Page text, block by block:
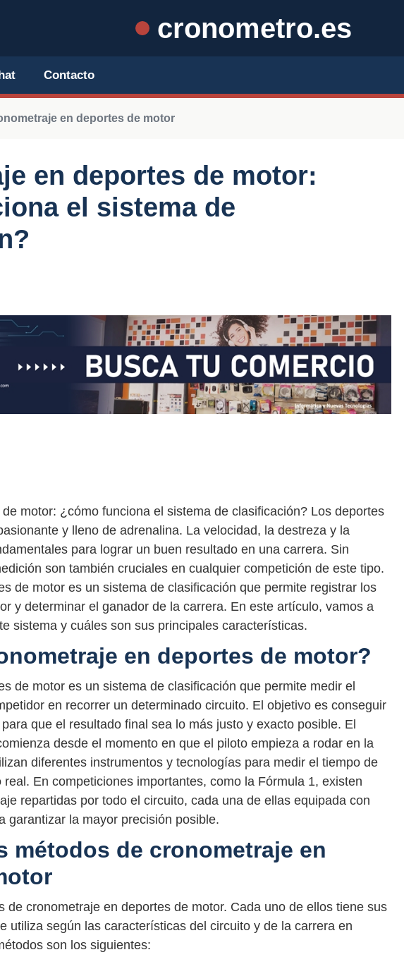
cronometro.es
Contacto
en deportes de motor
en deportes de motor:
el sistema de
motor: ¿cómo funciona el sistema de clasificación? Los deportes
y lleno de adrenalina. La velocidad, la destreza y la
para lograr un buen resultado en una carrera. Sin
son también cruciales en cualquier competición de este tipo.
de motor es un sistema de clasificación que permite registrar los
y determinar el ganador de la carrera. En este artículo, vamos a
sistema y cuáles son sus principales características.
en deportes de motor?
de motor es un sistema de clasificación que permite medir el
en recorrer un determinado circuito. El objetivo es conseguir
que el resultado final sea lo más justo y exacto posible. El
desde el momento en que el piloto empieza a rodar en la
diferentes instrumentos y tecnologías para medir el tiempo de
En competiciones importantes, como la Fórmula 1, existen
repartidas por todo el circuito, cada una de ellas equipada con
garantizar la mayor precisión posible.
métodos de cronometraje en
de cronometraje en deportes de motor. Cada uno de ellos tiene sus
utiliza según las características del circuito y de la carrera en
son los siguientes: